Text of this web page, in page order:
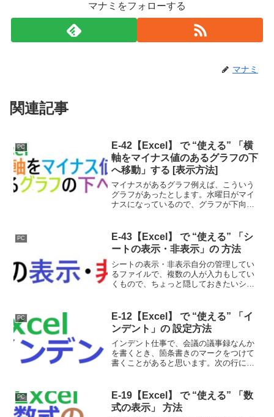
マナミをフォローする
マナミ
関連記事
PC
E-42【Excel】 で “使える” 「横
軸をマイナス値のあるグラフの下
へ移動」する [表示方法]
マイナスがあるグラフ例えば、こういう
グラフがあったとします。水曜日がマイ
ナスになっているので、グラフが下向き
っていきましょう！横軸をマイナス値の
あるグラフの下へ持ってい...
PC
E-43【Excel】 で “使える” 「シ
ートの表示・非表示」の 方法
シートの表示・非表示自分の管理してい
るファイルで、複数の人が入力もしてい
くもので、ちょっと隠しておきたいシー
時は、シートを隠すという手がありま
す。ので、そのやり方を紹介し...
PC
E-12【Excel】 で “使える” 「イ
ンデント」の 設定方法
インデント仕事で、会議の議事録なんか
を書くとき、箇条書きのマークをつけて
書くことがあると思います。次の行に続
デント」設定をすることで、スペースを
入れなくても同じようなこ...
PC
E-19【Excel】 で “使える” 「数
式の表示」 方法